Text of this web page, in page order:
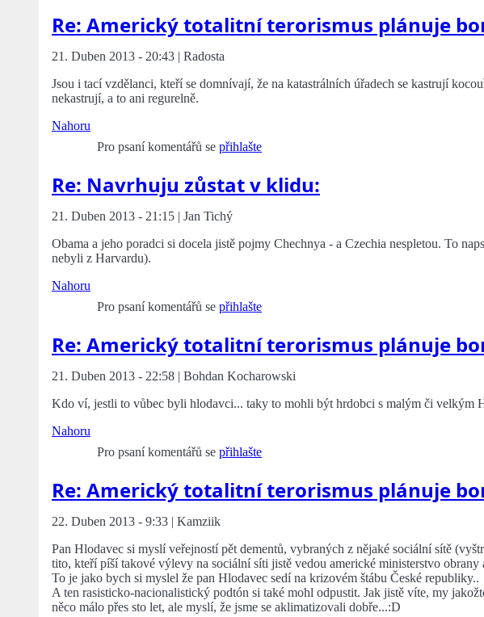
Re: Americký totalitní terorismus plánuje
21. Duben 2013 - 20:43 | Radosta
Jsou i tací vzdělanci, kteří se domnívají, že na katastrálních úřadech se kastrují
nekastrují, a to ani regurelně.
Nahoru
Pro psaní komentářů se přihlašte
Re: Navrhuju zůstat v klidu:
21. Duben 2013 - 21:15 | Jan Tichý
Obama a jeho poradci si docela jistě pojmy Chechnya - a Czechia nespletou. To
nebyli z Harvardu).
Nahoru
Pro psaní komentářů se přihlašte
Re: Americký totalitní terorismus plánuje
21. Duben 2013 - 22:58 | Bohdan Kocharowski
Kdo ví, jestli to vůbec byli hlodavci... taky to mohli být hrdobci s malým či velkým
Nahoru
Pro psaní komentářů se přihlašte
Re: Americký totalitní terorismus plánuje
22. Duben 2013 - 9:33 | Kamziik
Pan Hlodavec si myslí veřejností pět dementů, vybraných z nějaké sociální sítě
tito, kteří píší takové výlevy na sociální síti jistě vedou americké ministerstvo obrany
To je jako bych si myslel že pan Hlodavec sedí na krizovém štábu České republiky..
A ten rasisticko-nacionalistický podtón si také mohl odpustit. Jak jistě víte, my
něco málo přes sto let, ale myslí, že jsme se aklimatizovali dobře...:D